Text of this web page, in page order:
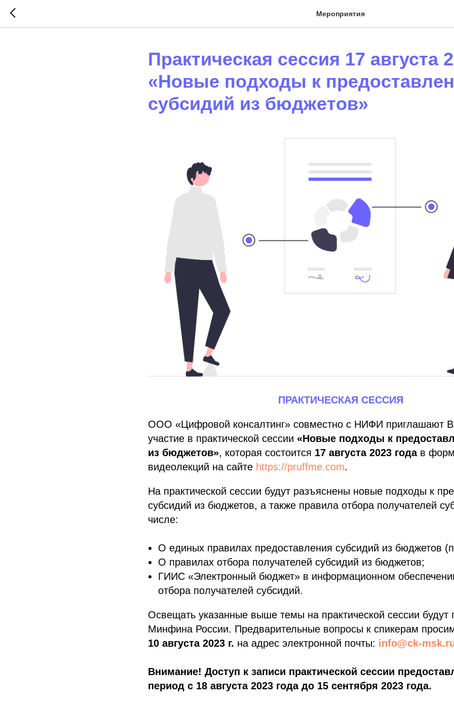
Мероприятия
Практическая сессия 17 августа
«Новые подходы к
субсидий из бюджетов»
ПРАКТИЧЕСКАЯ СЕССИЯ
ООО «Цифровой консалтинг» совместно с НИФИ приглашают
участие в практической сессии «Новые подходы к
из бюджетов», которая состоится 17 августа 2023 годав
видеолекций на сайте https://pruffme.com.
На практической сессии будут разъяснены новые подходы к
субсидий из бюджетов, а также правила отбора получателей
числе:
О единых правилах предоставления субсидий из бюджетов
О правилах отбора получателей субсидий из бюджетов;
ГИИС «Электронный бюджет» в информационном
отбора получателей субсидий.
Освещать указанные выше темы на практической сессии будут
Минфина России. Предварительные вопросы к спикерам
10 августа 2023 г. на адрес электронной почты: info@ck-
Внимание! Доступ к записи практической сессии
период с 18 августа 2023 года до 15 сентября 2023 года.